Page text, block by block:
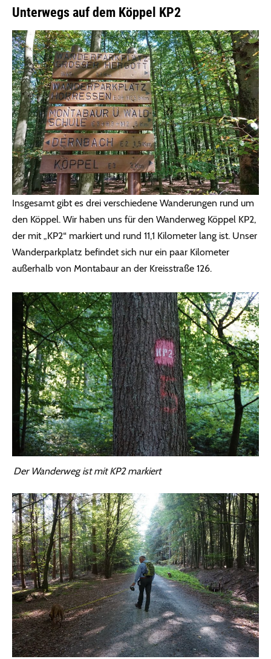
Unterwegs auf dem Köppel KP2
Insgesamt gibt es drei verschiedene Wanderungen rund um
den Köppel. Wir haben uns für den Wanderweg Köppel KP2,
der mit „KP2“ markiert und rund 11,1 Kilometer lang ist. Unser
Wanderparkplatz befindet sich nur ein paar Kilometer
außerhalb von Montabaur an der Kreisstraße 126.
Der Wanderweg ist mit KP2 markiert